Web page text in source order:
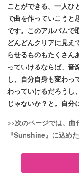
ことができる。一人ひ
で曲を作っていこうと
です。このアルバムで
どんどんクリアに見え
らせるものもたくさん
っていけるならば、音
し、自分自身も変わっ
わっていけるだろうし
じゃないか？と。自分
>>次のページでは、曲
『Sunshine』に込め